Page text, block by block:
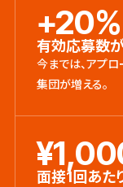
+20%
有効応募数
今までは、アプ
集団が増える。
面接1回あた